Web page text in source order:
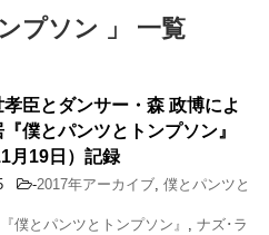
プソン 」 一覧
臣とダンサー・森 政博によ
僕とパンツとトンプソン』
月19日）記録
-2017年アーカイブ 僕とパンツと
『僕とパンツとトンプソン』
ナズ･ラ